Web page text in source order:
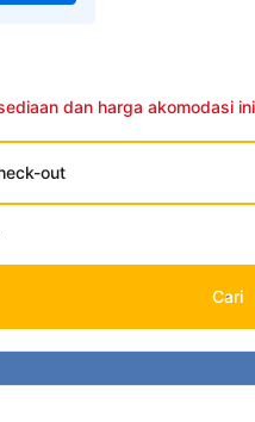
dan harga akomodasi ini
out
Cari